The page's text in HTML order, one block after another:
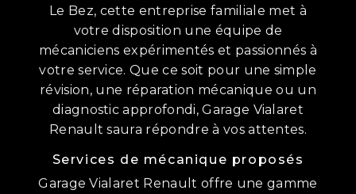
Le Bez, cette entreprise familiale met à
votre disposition une équipe de
mécaniciens expérimentés et passionnés à
votre service. Que ce soit pour une simple
révision, une réparation mécanique ou un
diagnostic approfondi, Garage Vialaret
Renault saura répondre à vos attentes.
Services de mécanique proposés
Garage Vialaret Renault offre une gamme